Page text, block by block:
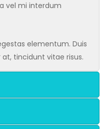
vel mi interdum
elementum. Duis
tincidunt vitae risus.